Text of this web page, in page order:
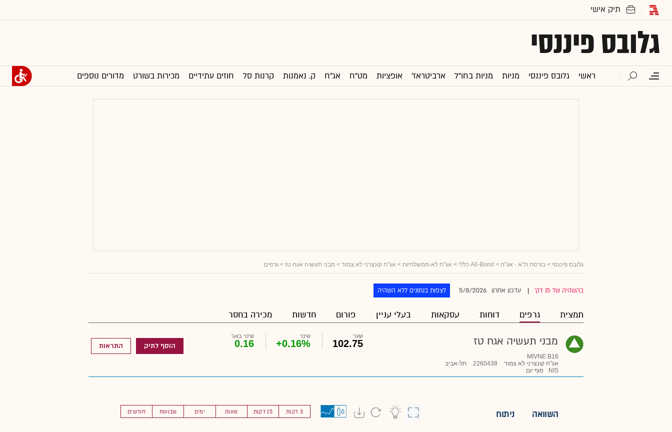
גלובס פיננסי
ראשי גלובס פיננסי מניות מניות בחו"ל ארביטראז' אופציות מט"ח אג"ח ק. נאמנות קרנות סל חוזים עתידיים מכירות בשורט מדורים נוספים
גלובס פיננסי > בורסת ת"א - אג"ח > All-Bond כללי > אג"ח לא-ממשלתיות > אג"ח קונצרני לא צמוד > מבני תעשיה אגח טז > גרפים
בהשהיה של 15 דק' עדכון אחרון 5/8/2026 לצפות בנתונים ללא השהיה
תמצית גרפים דוחות עסקאות בעלי עניין פורום חדשות מכירה בחסר
מבני תעשיה אגח טז
MIVNE B16
אג"ח קונצרני לא צמוד
2260438
תל-אביב
NIS
סוף יום
שער
102.75
שינוי
+0.16%
שינוי באג'
0.16 הוסף לתיק התראות
חודשים שבועות ימים שעות 15 דקות 3 דקות השוואה ניתוח